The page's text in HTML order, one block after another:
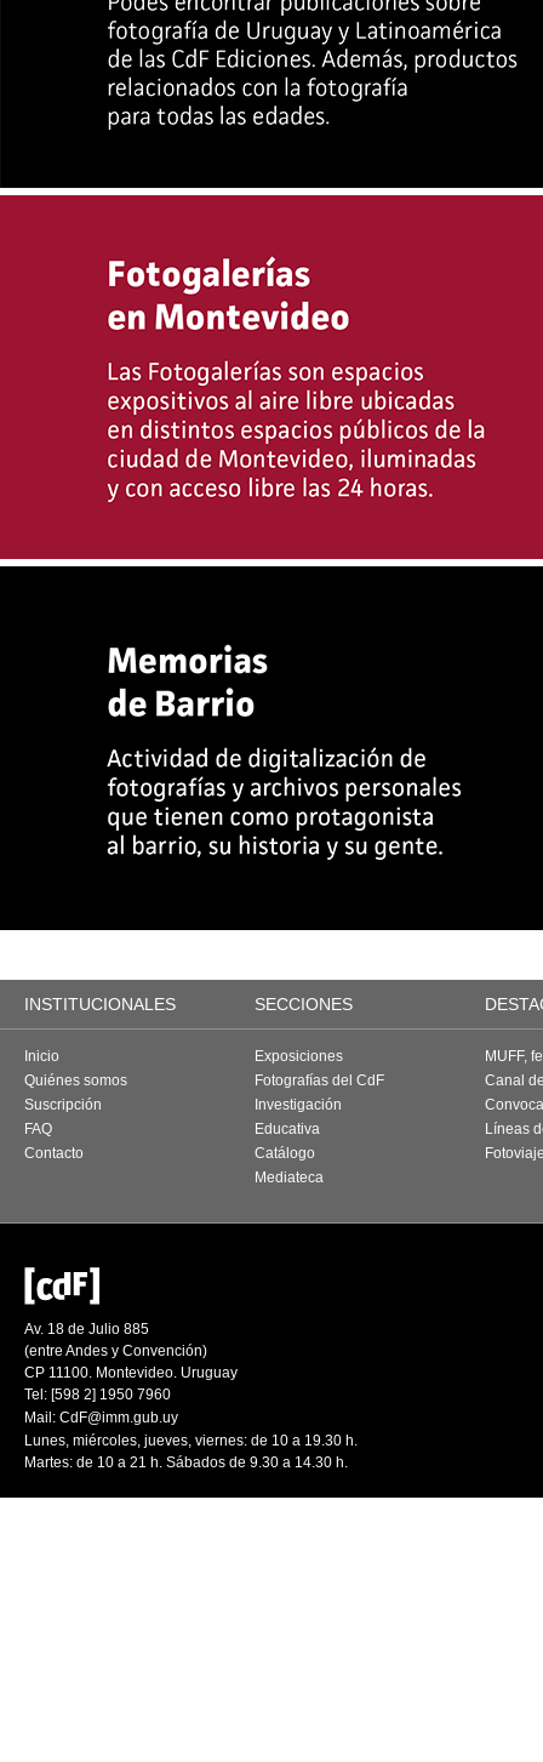
INSTITUCIONALES SECCIONES
Inicio
Quiénes somos
Suscripción
FAQ
Contacto
Exposiciones
Fotografías del CdF
Investigación
Educativa
Catálogo
Mediateca
MUFF,
Canal
Líneas
Av. 18 de Julio 885
(entre Andes y Convención)
CP 11100. Montevideo. Uruguay
Tel: [598 2] 1950 7960
Mail: CdF@imm.gub.uy
Lunes, miércoles, jueves, viernes: de 10 a 19.30 h.
Martes: de 10 a 21 h. Sábados de 9.30 a 14.30 h.